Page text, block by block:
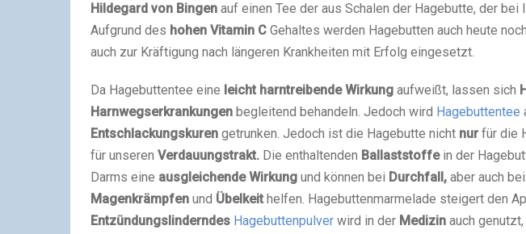
Hildegard von Bingen auf einen Tee der aus Schalen der Hagebutte, der bei
Aufgrund des hohen Vitamin C Gehaltes werden Hagebutten auch heute
auch zur Kräftigung nach längeren Krankheiten mit Erfolg eingesetzt.
Da Hagebuttentee eine leicht harntreibende Wirkung aufweißt, lassen sich
Harnwegserkrankungen begleitend behandeln. Jedoch wird Hagebuttentee
Entschlackungskuren getrunken. Jedoch ist die Hagebutte nicht nur für die
für unseren Verdauungstrakt. Die enthaltenden Ballaststoffein der
Darms eine ausgleichende Wirkung und können bei Durchfall, aber auch bei
Magenkrämpfen und Übelkeit helfen. Hagebuttenmarmelade steigert den
Entzündungslinderndes Hagebuttenpulver wird in der Medizin auch